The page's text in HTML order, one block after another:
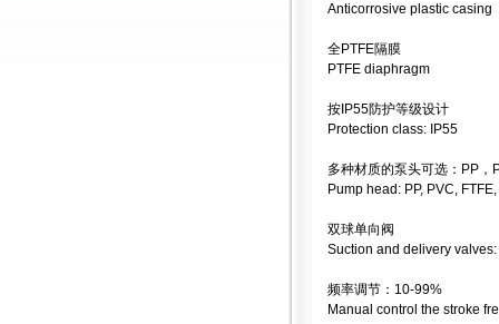
Anticorrosive plastic casing
全PTFE隔膜
PTFE diaphragm
按IP55防护等级设计
Protection class: IP55
多种材质的泵头可选：PP，
Pump head: PP, PVC,
双球单向阀
Suction and delivery
频率调节：10-99%
Manual control the stroke